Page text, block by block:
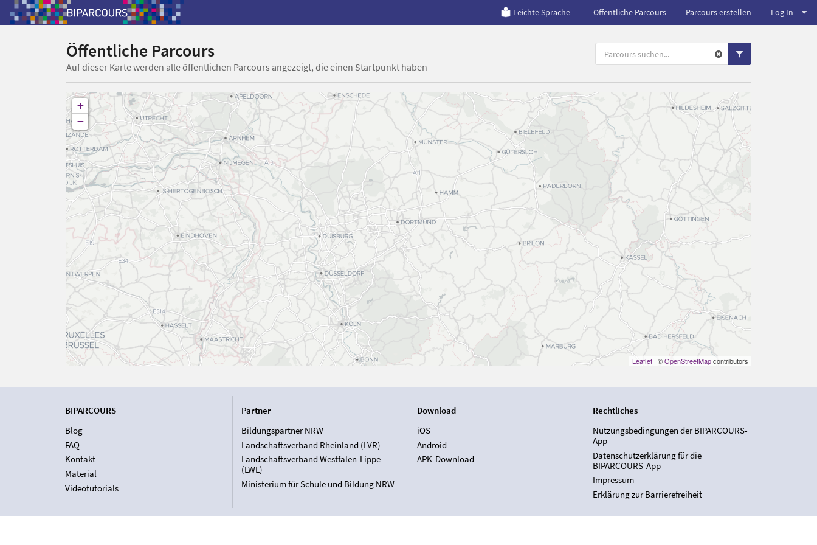
Leichte Sprache Öffentliche Parcours Parcours erstellen Log In
Öffentliche Parcours
Auf dieser Karte werden alle öffentlichen Parcours angezeigt, die einen Startpunkt haben
+
−
Leaflet| ©OpenStreetMapcontributors
BIPARCOURS
Blog
FAQ
Kontakt
Material
Videotutorials
Partner
Bildungspartner NRW
Landschaftsverband Rheinland (LVR)
Landschaftsverband Westfalen-Lippe
(LWL)
Ministerium für Schule und Bildung NRW
Download
iOS
Android
APK-Download
Rechtliches
Nutzungsbedingungen der BIPARCOURS-
App
Datenschutzerklärung für die
BIPARCOURS-App
Impressum
Erklärung zur Barrierefreiheit